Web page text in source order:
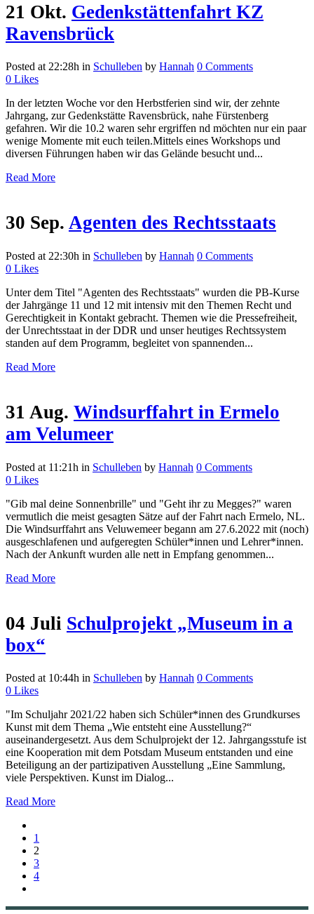
21 Okt. Gedenkstättenfahrt KZ
Ravensbrück
Posted at 22:28h in Schulleben by Hannah 0 Comments
0 Likes
In der letzten Woche vor den Herbstferien sind wir, der zehnte
Jahrgang, zur Gedenkstätte Ravensbrück, nahe Fürstenberg
gefahren. Wir die 10.2 waren sehr ergriffen nd möchten nur ein paar
wenige Momente mit euch teilen.Mittels eines Workshops und
diversen Führungen haben wir das Gelände besucht und...
Read More
30 Sep. Agenten des Rechtsstaats
Posted at 22:30h in Schulleben by Hannah 0 Comments
0 Likes
Unter dem Titel "Agenten des Rechtsstaats" wurden die PB-Kurse
der Jahrgänge 11 und 12 mit intensiv mit den Themen Recht und
Gerechtigkeit in Kontakt gebracht. Themen wie die Pressefreiheit,
der Unrechtsstaat in der DDR und unser heutiges Rechtssystem
standen auf dem Programm, begleitet von spannenden...
Read More
31 Aug. Windsurffahrt in Ermelo
am Velumeer
Posted at 11:21h in Schulleben by Hannah 0 Comments
0 Likes
"Gib mal deine Sonnenbrille" und "Geht ihr zu Megges?" waren
vermutlich die meist gesagten Sätze auf der Fahrt nach Ermelo, NL.
Die Windsurffahrt ans Veluwemeer begann am 27.6.2022 mit (noch)
ausgeschlafenen und aufgeregten Schüler*innen und Lehrer*innen.
Nach der Ankunft wurden alle nett in Empfang genommen...
Read More
04 Juli Schulprojekt „Museum in a
box“
Posted at 10:44h in Schulleben by Hannah 0 Comments
0 Likes
"Im Schuljahr 2021/22 haben sich Schüler*innen des Grundkurses
Kunst mit dem Thema „Wie entsteht eine Ausstellung?“
auseinandergesetzt. Aus dem Schulprojekt der 12. Jahrgangsstufe ist
eine Kooperation mit dem Potsdam Museum entstanden und eine
Beteiligung an der partizipativen Ausstellung „Eine Sammlung,
viele Perspektiven. Kunst im Dialog...
Read More
1
2
3
4